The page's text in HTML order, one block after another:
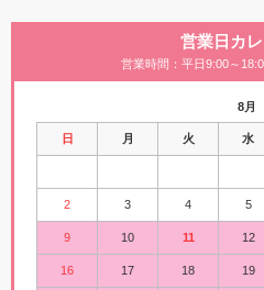
営業日カ
営業時間：平日9:00～
8月
日 月 火 水
2 3 4 5
9 10 11 12
16 17 18 19